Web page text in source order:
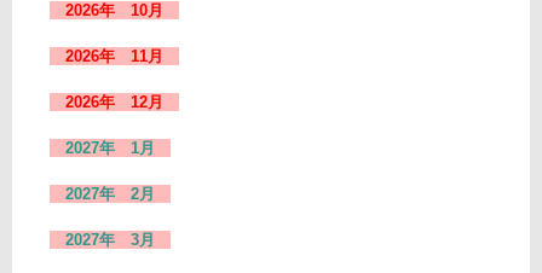
2026年 10月
2026年 11月
2026年 12月
2027年 1月
2027年 2月
2027年 3月